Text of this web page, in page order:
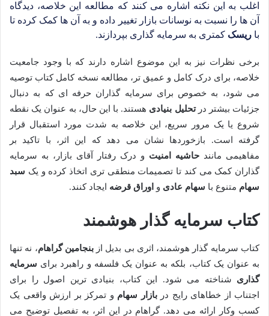
اغلب به این نکته اشاره می کنند که مطالعه این خلاصه، دیدگاه
آن ها را نسبت به نوسانات بازار تغییر داده و به آن ها کمک کرده تا
با ریسک کمتری به سرمایه گذاری بپردازند.
برخی نظرات نیز به این موضوع اشاره دارند که با وجود جامعیت
خلاصه، برای درک کامل و عمیق تر، مطالعه نسخه کامل کتاب توصیه
می شود، به خصوص برای سرمایه گذاران حرفه ای که به دنبال
جزئیات بیشتر درتحلیل بنیادی هستند. با این حال، به عنوان یک نقطه
شروع یا یک مرور سریع، این خلاصه به شدت مورد استقبال قرار
گرفته است. بازخوردها نشان می دهد که این اثر، با تاکید بر
مفاهیمی مانند حاشیه امنیت و درک رفتار آقای بازار، به سرمایه
گذاران کمک می کند تا تصمیمات منطقی تری اتخاذ کرده و یک سبد
سهام متنوع با سهام عادی و اوراق قرضه ایجاد کنند.
کتاب سرمایه گذار هوشمند
کتاب سرمایه گذار هوشمند، اثری بی بدیل ازبنجامین گراهام، نه تنها
به عنوان یک کتاب، بلکه به عنوان یک فلسفه و راهبرد برای سرمایه
گذاری شناخته می شود. این کتاب، بنیادی ترین اصول را برای
اجتناب از خطاهای رایج دربازار سهام و تمرکز بر ارزش واقعی یک
کسب وکار ارائه می دهد. گراهام در این اثر، به تفصیل توضیح می